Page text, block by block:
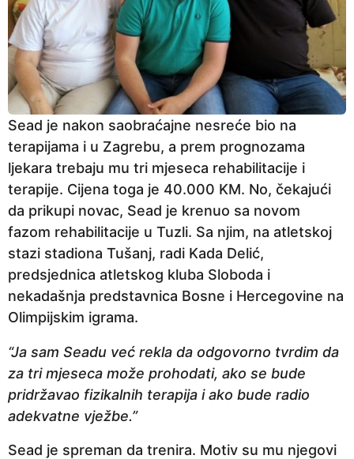
Sead je nakon saobraćajne nesreće bio na
terapijama i u Zagrebu, a prem prognozama
ljekara trebaju mu tri mjeseca rehabilitacije i
terapije. Cijena toga je 40.000 KM. No, čekajući
da prikupi novac, Sead je krenuo sa novom
fazom rehabilitacije u Tuzli. Sa njim, na atletskoj
stazi stadiona Tušanj, radi Kada Delić,
predsjednica atletskog kluba Sloboda i
nekadašnja predstavnica Bosne i Hercegovine na
Olimpijskim igrama.
“Ja sam Seadu već rekla da odgovorno tvrdim da
za tri mjeseca može prohodati, ako se bude
pridržavao fizikalnih terapija i ako bude radio
adekvatne vježbe.”
Sead je spreman da trenira. Motiv su mu njegovi